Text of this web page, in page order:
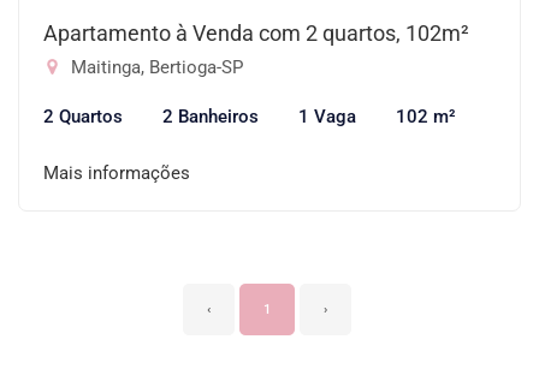
Apartamento à Venda com 2 quartos, 102m²
Maitinga, Bertioga-SP
2 Quartos 2 Banheiros 1 Vaga 102 m²
Mais informações
‹ 1 ›